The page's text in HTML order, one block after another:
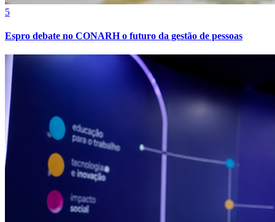
5
Espro debate no CONARH o futuro da gestão de pessoas